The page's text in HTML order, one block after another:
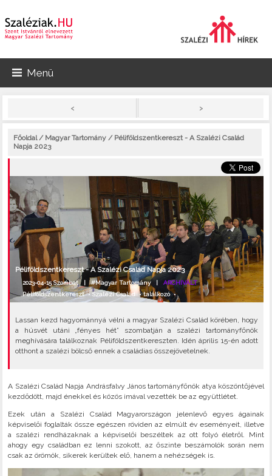
Menü
< >
Főoldal/ Magyar Tartomány / Péliföldszentkereszt - A Szalézi Család
Napja 2023
Péliföldszentkereszt - A Szalézi Család Napja 2023
2023-04-15 Szombat |#Magyar Tartomány|ARCHIVÁLT
Péliföldszentkereszt•Szalézi Család•találkozó•
Lassan kezd hagyománnyá vélni a magyar Szalézi Család körében, hogy
a húsvét utáni „fényes hét” szombatján a szalézi tartományfőnök
meghívására találkoznak Péliföldszentkereszten. Idén április 15-én adott
otthont a szalézi bölcső ennek a családias összejövetelnek.
A Szalézi Család Napja Andrásfalvy János tartományfőnök atya köszöntőjével
kezdődött, majd énekkel és közös imával vezették be az együttlétet.
Ezek után a Szalézi Család Magyarországon jelenlevő egyes ágainak
képviselői foglalták össze egészen röviden az elmúlt év eseményeit, illetve
a szalézi rendházaknak a képviselői beszéltek az ott folyó életről. Mint
ahogy egy családban ez lenni szokott, az őszinte beszámolók során nem
csak az örömök, sikerek kerültek elő, hanem a nehézségek is.